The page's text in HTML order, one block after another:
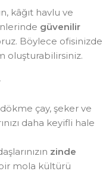
kâğıt havlu ve
güvenilir
Böylece ofisinizde
oluşturabilirsiniz.
çay, şeker ve
daha keyifli hale
zinde
mola kültürü